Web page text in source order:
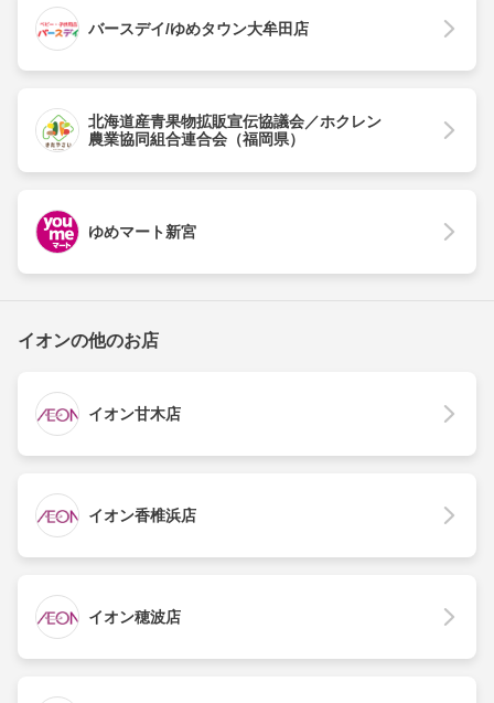
バースデイ/ゆめタウン大牟田店
北海道産青果物拡販宣伝協議会／ホクレン
農業協同組合連合会（福岡県）
ゆめマート新宮
イオンの他のお店
イオン甘木店
イオン香椎浜店
イオン穂波店